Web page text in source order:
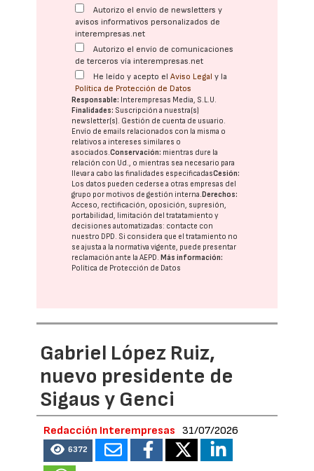
Autorizo el envío de newsletters y
avisos informativos personalizados de
interempresas.net
Autorizo el envío de comunicaciones
de terceros vía interempresas.net
He leído y acepto elAviso Legal y la
Política de Protección de Datos
Responsable: Interempresas Media, S.L.U.
Finalidades: Suscripción a nuestra(s)
newsletter(s). Gestión de cuenta de usuario.
Envío de emails relacionados con la misma o
relativos a intereses similares o
asociados.Conservación: mientras dure la
relación con Ud., o mientras sea necesario para
llevar a cabo las finalidades especificadasCesión:
Los datos pueden cederse a otras empresas del
grupo por motivos de gestión interna.Derechos:
Acceso, rectificación, oposición, supresión,
portabilidad, limitación del tratatamiento y
decisiones automatizadas: contacte con
nuestro DPD. Si considera que el tratamiento no
se ajusta a la normativa vigente, puede presentar
reclamación ante laAEPD.Más información:
Política de Protección de Datos
Gabriel López Ruiz,
nuevo presidente de
Sigaus y Genci
Redacción Interempresas 31/07/2026
6372